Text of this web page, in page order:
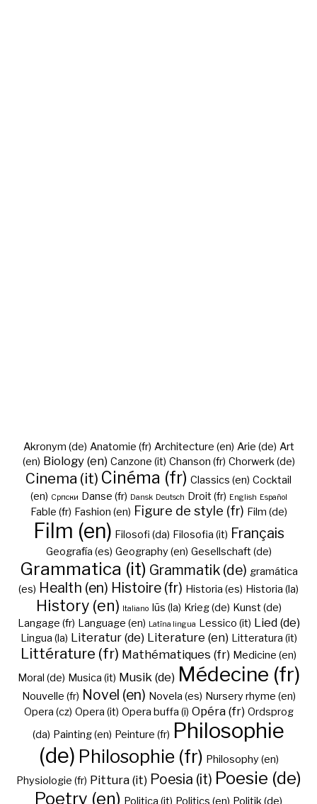
Akronym (de) Anatomie (fr) Architecture (en) Arie (de) Art
(en) Biology (en) Canzone (it) Chanson (fr) Chorwerk (de)
Cinema (it) Cinéma (fr) Classics (en) Cocktail
(en) Cрпски Danse (fr) Dansk Deutsch Droit (fr) English Español
Fable (fr) Fashion (en) Figure de style (fr) Film (de)
Film (en) Filosofi (da) Filosofia (it) Français
Geografía (es) Geography (en) Gesellschaft (de)
Grammatica (it) Grammatik (de) gramática
(es) Health (en) Histoire (fr) Historia (es) Historia (la)
History (en) Italiano Iūs (la) Krieg (de) Kunst (de)
Langage (fr) Language (en) Latīna lingua Lessico (it) Lied (de)
Lingua (la) Literatur (de) Literature (en) Litteratura (it)
Littérature (fr) Mathématiques (fr) Medicine (en)
Moral (de) Musica (it) Musik (de) Médecine (fr)
Nouvelle (fr) Novel (en) Novela (es) Nursery rhyme (en)
Opera (cz) Opera (it) Opera buffa (i) Opéra (fr) Ordsprog
(da) Painting (en) Peinture (fr) Philosophie
(de) Philosophie (fr) Philosophy (en)
Physiologie (fr) Pittura (it) Poesia (it) Poesie (de)
Poetry (en)